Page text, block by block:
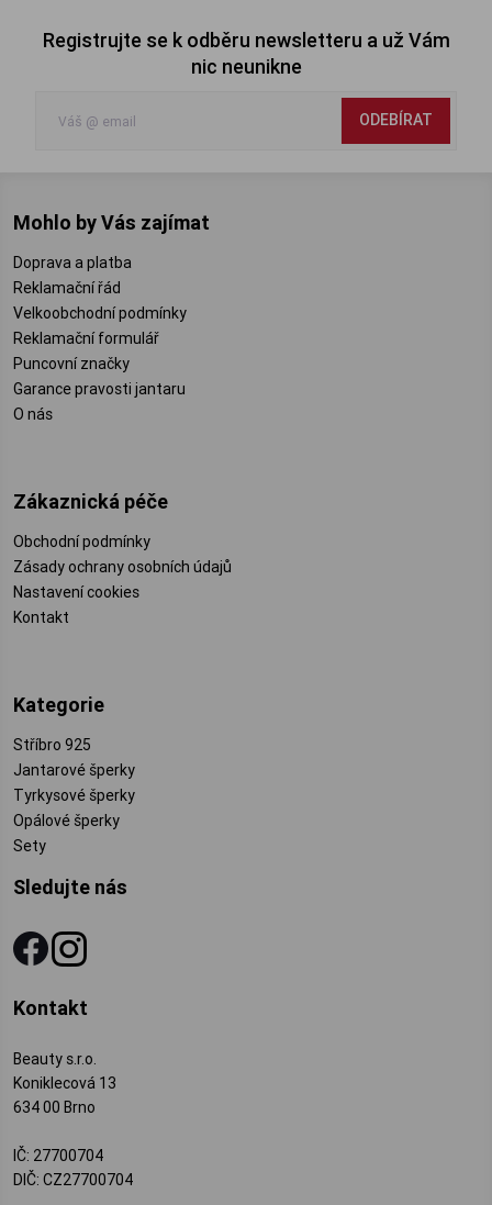
Registrujte se k odběru newsletteru a už Vám
nic neunikne
ODEBÍRAT
Mohlo by Vás zajímat
Doprava a platba
Reklamační řád
Velkoobchodní podmínky
Reklamační formulář
Puncovní značky
Garance pravosti jantaru
O nás
Zákaznická péče
Obchodní podmínky
Zásady ochrany osobních údajů
Nastavení cookies
Kontakt
Kategorie
Stříbro 925
Jantarové šperky
Tyrkysové šperky
Opálové šperky
Sety
Sledujte nás
Kontakt
Beauty s.r.o.
Koniklecová 13
634 00 Brno
IČ: 27700704
DIČ: CZ27700704